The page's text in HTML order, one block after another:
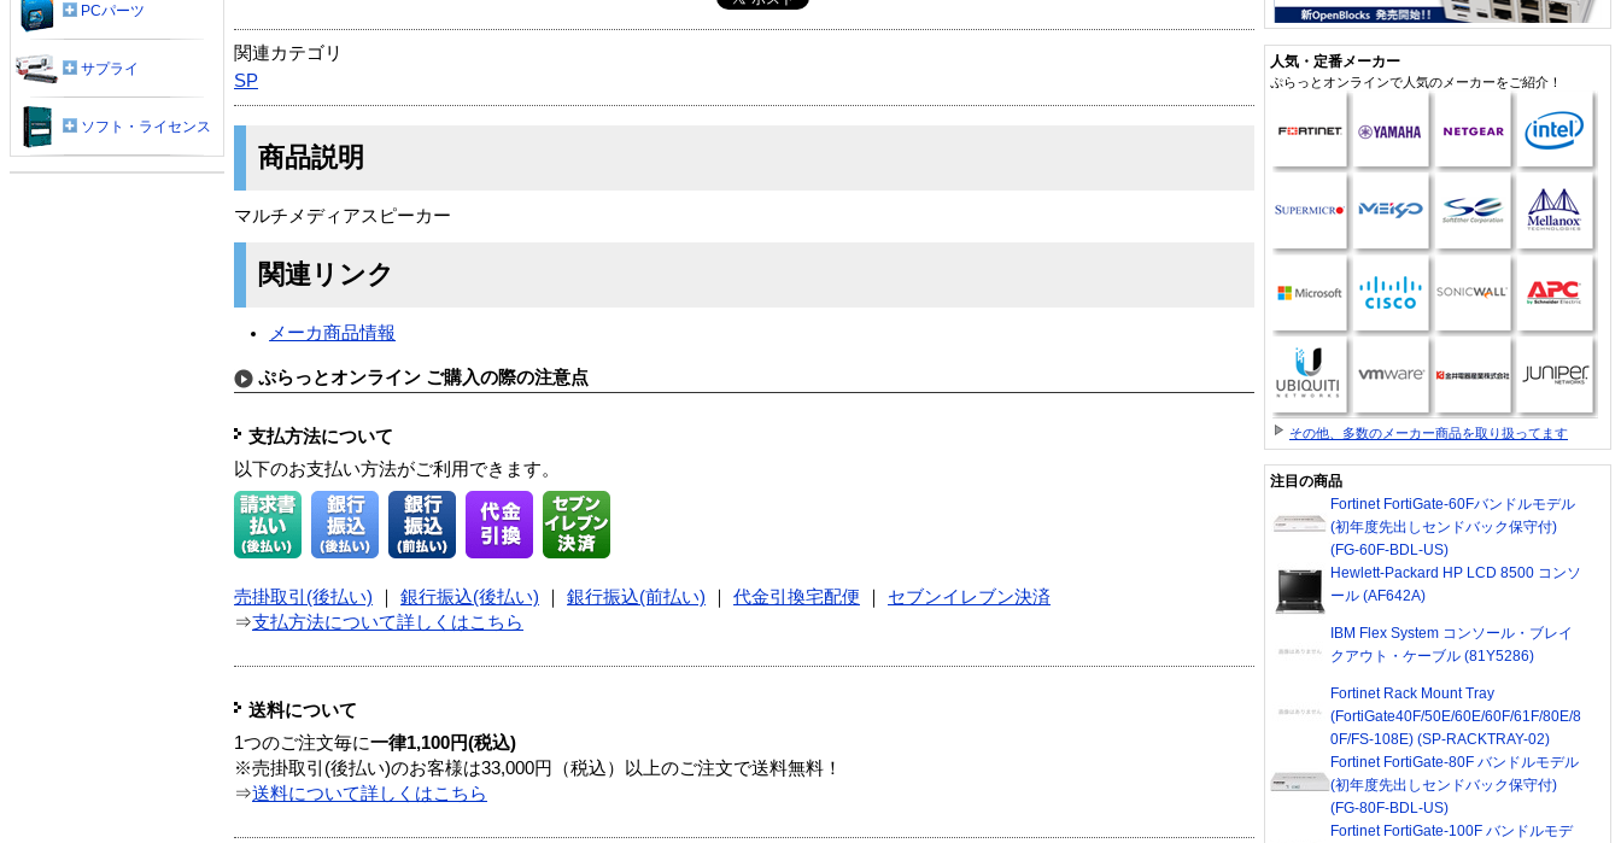
関連カテゴリ
SP
商品説明
マルチメディアスピーカー
関連リンク
メーカ商品情報
ぷらっとオンライン ご購入の際の注意点
支払方法について
以下のお支払い方法がご利用できます。
売掛取引(後払い) 銀行振込(後払い) 銀行振込(前払い) 代金引換宅配便
セブンイレブン決済
⇒支払方法について詳しくはこちら
送料について
1つのご注文毎に一律1,100円(税込)
※売掛取引(後払い)のお客様は33,000円（税込）以上のご注文で送料無料！
⇒送料について詳しくはこちら
PCパーツ
サプライ
ソフト・ライセンス
人気・定番メーカー
ぷらっとオンラインで人気のメーカーをご紹介！
その他、多数のメーカー商品を取り扱ってます
注目の商品
Fortinet FortiGate-60Fバンドルモデル
(初年度先出しセンドバック保守付)
(FG-60F-BDL-US)
Hewlett-Packard HP LCD 8500 コンソ
ール (AF642A)
IBM Flex System コンソール・ブレイ
クアウト・ケーブル (81Y5286)
Fortinet Rack Mount Tray
(FortiGate40F/50E/60E/60F/61F/80E/8
0F/FS-108E) (SP-RACKTRAY-02)
Fortinet FortiGate-80F バンドルモデル
(初年度先出しセンドバック保守付)
(FG-80F-BDL-US)
Fortinet FortiGate-100F バンドルモデ